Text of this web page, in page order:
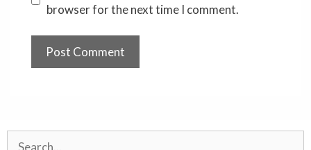
browser for the next time I comment.